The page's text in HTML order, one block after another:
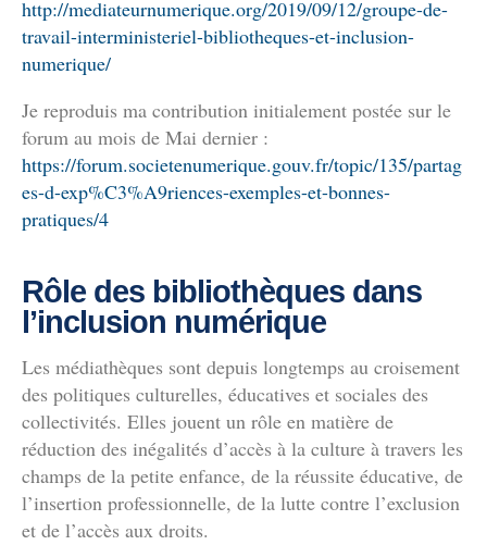
http://mediateurnumerique.org/2019/09/12/groupe-de-
travail-interministeriel-bibliotheques-et-inclusion-
numerique/
Je reproduis ma contribution initialement postée sur le
forum au mois de Mai dernier :
https://forum.societenumerique.gouv.fr/topic/135/partag
es-d-exp%C3%A9riences-exemples-et-bonnes-
pratiques/4
Rôle des bibliothèques dans
l’inclusion numérique
Les médiathèques sont depuis longtemps au croisement
des politiques culturelles, éducatives et sociales des
collectivités. Elles jouent un rôle en matière de
réduction des inégalités d’accès à la culture à travers les
champs de la petite enfance, de la réussite éducative, de
l’insertion professionnelle, de la lutte contre l’exclusion
et de l’accès aux droits.